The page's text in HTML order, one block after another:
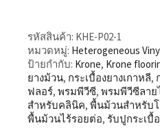
รหัสสินค้า: KHE-P02-1
หมวดหมู่: Heterogeneous
ป้ายกำกับ: Krone, Krone
ยางม้วน, กระเบื้องยางเกาหลี,
ฟลอร์, พรมพีวีซี, พรมพีวีซีลาย
สำหรับคลินิค, พื้นม้วนสำหรับ
พื้นม้วนไร้รอยต่อ, รับปูกระเบื้